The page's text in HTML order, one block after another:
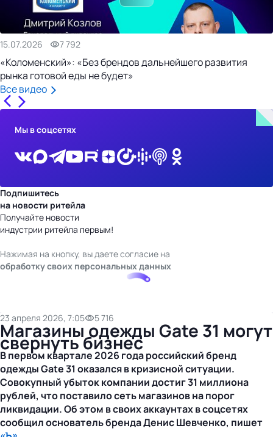
15.07.2026 7 792
«Коломенский»: «Без брендов дальнейшего развития
рынка готовой еды не будет»
Все видео
Мы в соцсетях
Подпишитесь
на новости ритейла
Получайте новости
индустрии ритейла первым!
Нажимая на кнопку, вы даете согласие на
обработку своих персональных данных
23 апреля 2026, 7:05 5 716
Магазины одежды Gate 31 могут
свернуть бизнес
В первом квартале 2026 года российский бренд
одежды Gate 31 оказался в кризисной ситуации.
Совокупный убыток компании достиг 31 миллиона
рублей, что поставило сеть магазинов на порог
ликвидации. Об этом в своих аккаунтах в соцсетях
сообщил основатель бренда Денис Шевченко, пишет